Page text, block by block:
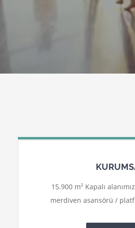
15.900 m² Kapalı
merdiven asansörü /